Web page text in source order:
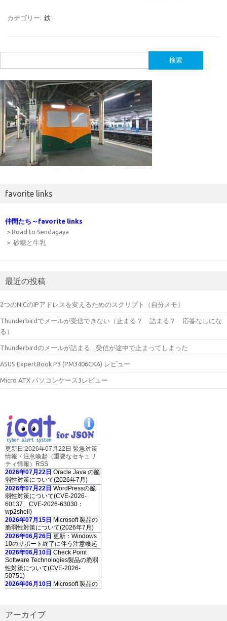
カテゴリー: 鉄
索:
favorite links
仲間たち～favorite links
> Road to Sendagaya
> 砂糖と牛乳
最近の投稿
2つのNICのIPアドレスを変えるためのスクリプト（自分メモ）
Thunderbirdでメールが受信できない（止まる？ 詰まる？ 応答なしにな
る）
Thunderbirdのメールが詰まる…受信が途中で止まってしまった
ASUS ExpertBook P3 (PM3406CKA) レビュー
Micro ATX パソコンケース3レビュー
更新日:2026年07月22日 緊急対策
情報・注意喚起（重要なセキュリ
ティ情報）RSS
2026年07月22日 Oracle Java の脆
弱性対策について(2026年7月)
2026年07月22日 WordPressの脆
弱性対策について(CVE-2026-
60137、CVE-2026-63030：
wp2shell)
2026年07月15日 Microsoft 製品の
脆弱性対策について(2026年7月)
2026年06月26日 更新：Windows
10のサポート終了に伴う注意喚起
2026年06月10日 Check Point
Software Technologies製品の脆弱
性対策について(CVE-2026-
50751)
2026年06月10日 Microsoft 製品の
いて(2026年6月)
アーカイブ